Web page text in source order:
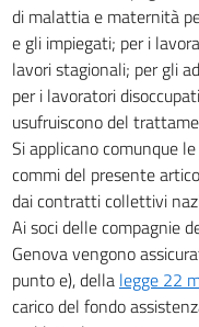
di malattia e maternità
e gli impiegati; per i
lavori stagionali; per gli
per i lavoratori
usufruiscono del
Si applicano comunque
commi del presente
dai contratti collettivi
Ai soci delle compagnie
Genova vengono
punto e), della legge 22
carico del fondo